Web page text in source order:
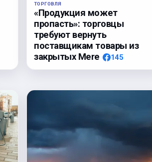
ТОРГОВЛЯ
«Продукция может
пропасть»: торговцы
требуют вернуть
поставщикам товары из
закрытых Mere
145